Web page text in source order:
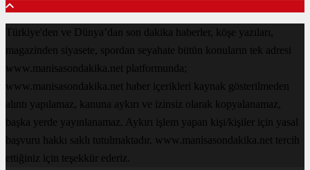
Türkiye'den ve Dünya’dan son dakika haberler, köşe yazıları,
magazinden siyasete, spordan seyahate bütün konuların tek adresi
www.manisasondakika.net platformunda;
www.manisasondakika.net haber içerikleri kaynak gösterilmeden
alıntı yapılamaz, kanuna aykırı ve izinsiz olarak kopyalanamaz,
başka yerde yayınlanamaz. Aykırı işlem yapan kişi/kişiler için yasal
başvuru hakkı saklı tutulmaktadır. www.manisasondakika.net tercih
ettiğiniz için teşekkür ederiz.